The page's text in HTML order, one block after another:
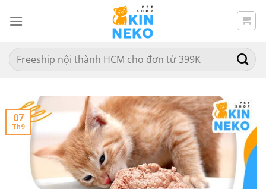
đến
dung
Search
for:
07
Th9